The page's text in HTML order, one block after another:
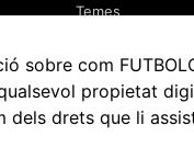
Temes
Avis Legal
sobre com
propietat
dels drets que li